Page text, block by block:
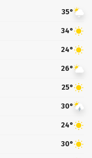
35°
34°
24°
26°
25°
30°
24°
30°